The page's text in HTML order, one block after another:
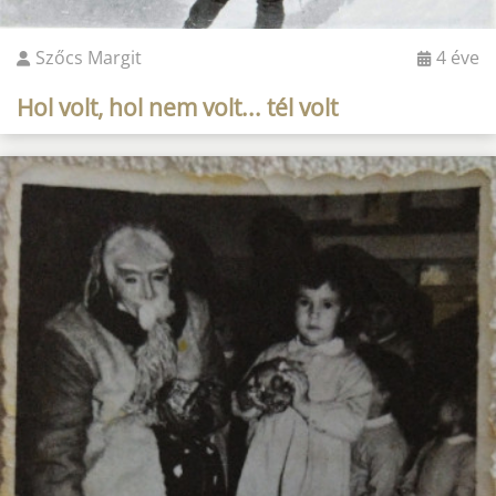
Szőcs Margit 4 éve
Hol volt, hol nem volt... tél volt